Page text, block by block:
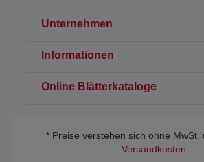
Unternehmen
Informationen
Online Blätterkataloge
* Preise verstehen sich ohne MwSt.
Versandkosten